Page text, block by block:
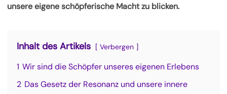
unsere eigene schöpferische Macht zu blicken.
Inhalt des Artikels Verbergen
1 Wir sind die Schöpfer unseres eigenen Erlebens
2 Das Gesetz der Resonanz und unsere innere